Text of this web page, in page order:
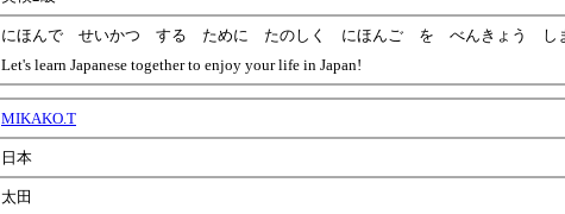
にほんで せいかつ する ために たのしく にほんご を べんきょう しま
Let's learn Japanese together to enjoy your life in Japan!
MIKAKO.T
日本
太田